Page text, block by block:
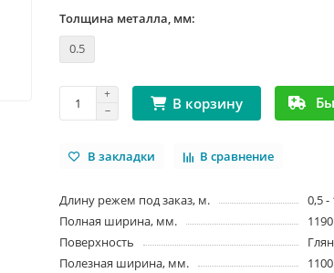
Толщина металла, мм:
0.5
В корзину
В закладки В сравнение
Длину режем под заказ, м.
0,5 -
Полная ширина, мм.
1190
Поверхность
Полезная ширина, мм.
1100